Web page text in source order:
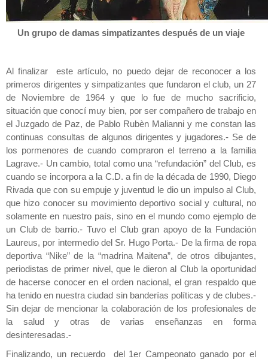
Un grupo de damas simpatizantes después de un viaje
Al finalizar este artículo, no puedo dejar de reconocer a los
primeros dirigentes y simpatizantes que fundaron el club, un 27
de Noviembre de 1964 y que lo fue de mucho sacrificio,
situación que conocí muy bien, por ser compañero de trabajo en
el Juzgado de Paz, de Pablo Rubèn Malianni y me constan las
continuas consultas de algunos dirigentes y jugadores.- Se de
los pormenores de cuando compraron el terreno a la familia
Lagrave.- Un cambio, total como una “refundación” del Club, es
cuando se incorpora a la C.D. a fin de la década de 1990, Diego
Rivada que con su empuje y juventud le dio un impulso al Club,
que hizo conocer su movimiento deportivo social y cultural, no
solamente en nuestro país, sino en el mundo como ejemplo de
un Club de barrio.- Tuvo el Club gran apoyo de la Fundación
Laureus, por intermedio del Sr. Hugo Porta.- De la firma de ropa
deportiva “Nike” de la “madrina Maitena”, de otros dibujantes,
periodistas de primer nivel, que le dieron al Club la oportunidad
de hacerse conocer en el orden nacional, el gran respaldo que
ha tenido en nuestra ciudad sin banderías políticas y de clubes.-
Sin dejar de mencionar la colaboración de los profesionales de
la salud y otras de varias enseñanzas en forma
desinteresadas.-
Finalizando, un recuerdo del 1er Campeonato ganado por el